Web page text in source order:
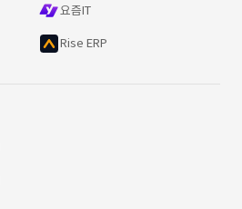
요즘IT
Rise ERP